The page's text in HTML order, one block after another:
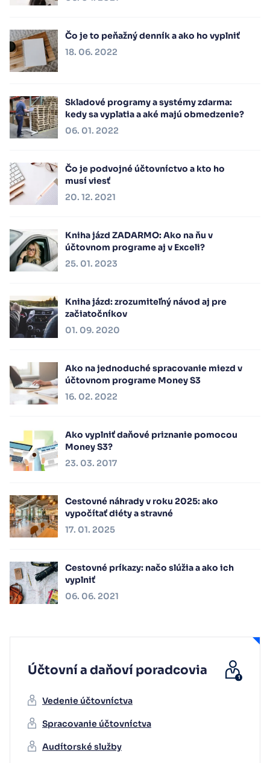
Čo je to peňažný denník a ako ho vyplniť
18. 06. 2022
Skladové programy a systémy zdarma:
kedy sa vyplatia a aké majú obmedzenie?
06. 01. 2022
Čo je podvojné účtovníctvo a kto ho
musí viesť
20. 12. 2021
Kniha jázd ZADARMO: Ako na ňu v
účtovnom programe aj v Exceli?
25. 01. 2023
Kniha jázd: zrozumiteľný návod aj pre
začiatočníkov
01. 09. 2020
Ako na jednoduché spracovanie miezd v
účtovnom programe Money S3
16. 02. 2022
Ako vyplniť daňové priznanie pomocou
Money S3?
23. 03. 2017
Cestovné náhrady v roku 2025: ako
vypočítať diéty a stravné
17. 01. 2025
Cestovné príkazy: načo slúžia a ako ich
vyplniť
06. 06. 2021
Účtovní a daňoví poradcovia
Vedenie účtovníctva
Spracovanie účtovníctva
Audítorské služby